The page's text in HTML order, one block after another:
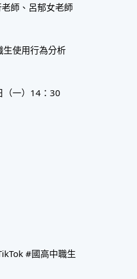
師、呂郁女老師
生使用行為分析
（一）14：30
#國高中職生